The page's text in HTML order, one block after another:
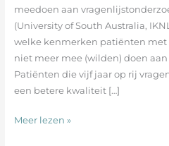
meedoen aan
(University of South Australia,
welke kenmerken patiënten
niet meer mee (wilden) doen aan
Patiënten die vijf jaar op rij
een betere kwaliteit […]
Meer lezen »